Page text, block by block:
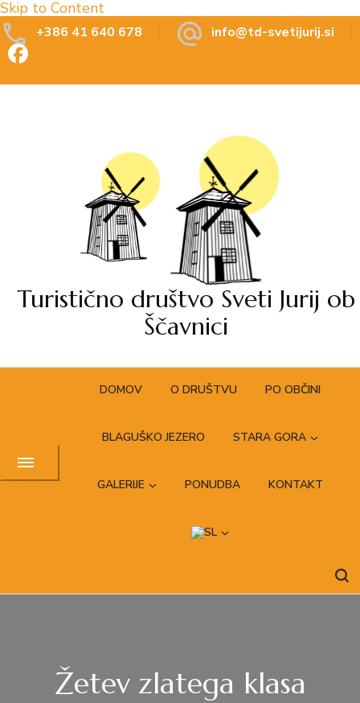
Skip to Content
+386 41 640 678 info@td-svetijurij.si
Turistično društvo Sveti Jurij ob
Ščavnici
DOMOV O DRUŠTVU PO OBČINI
BLAGUŠKO JEZERO STARA GORA
GALERIJE PONUDBA KONTAKT
Žetev zlatega klasa